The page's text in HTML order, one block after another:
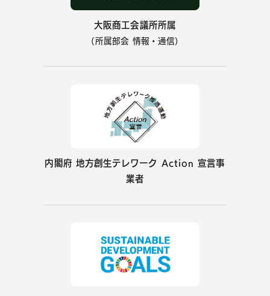
大阪商工会議所所属
（所属部会 情報・通信）
内閣府 地方創生テレワーク
Action 宣言事
業者